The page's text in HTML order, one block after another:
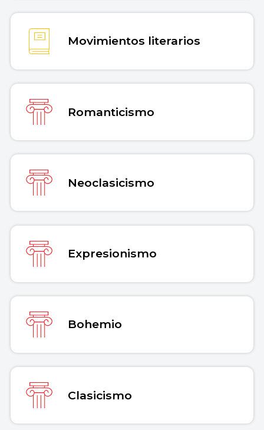
Movimientos literarios
Romanticismo
Neoclasicismo
Expresionismo
Bohemio
Clasicismo